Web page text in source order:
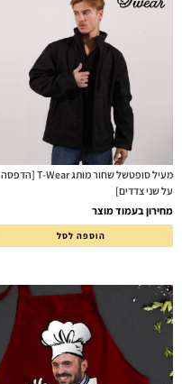
מעיל סופטשל שחור מותג T-Wear [הדפסה
על שני צדדים]
מחירון בעמוד מוצר
הוספה לסל